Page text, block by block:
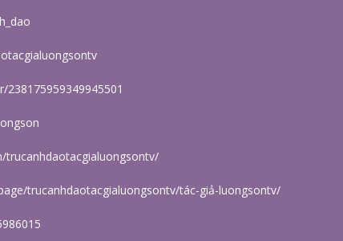
trucanhdaotacgialuongsontv/tác-giả-luongsontv/